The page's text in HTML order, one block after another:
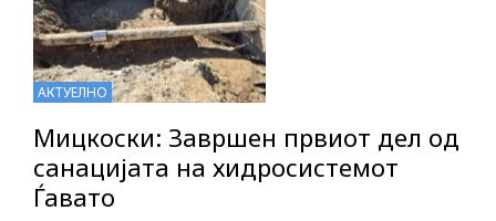
АКТУЕЛНО
Мицкоски: Завршен првиот дел од
санацијата на хидросистемот
Ѓавато